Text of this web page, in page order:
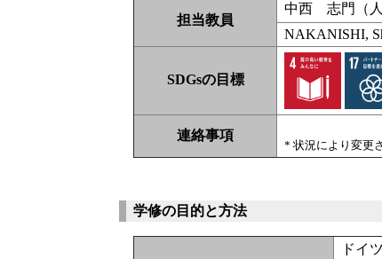
担当教員
中西 志門（人
NAKANISHI,
SDGsの目標
連絡事項
* 状況により変更
学修の目的と方法
ドイ